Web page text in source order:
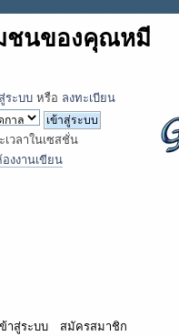
ชนของคุณหมี
ระบบ หรือ ลงทะเบียน
วลาในเซสชั่น
งงานเขียน
ข้าสู่ระบบ สมัครสมาชิก